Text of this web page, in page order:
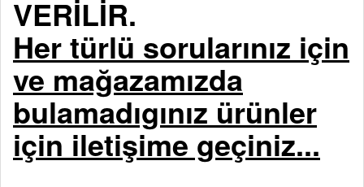
VERİLİR.
Her türlü sorularınız için
ve mağazamızda
bulamadıgınız ürünler
için iletişime geçiniz...